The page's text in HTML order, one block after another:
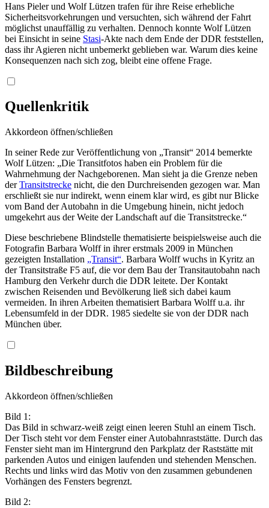
Hans Pieler und Wolf Lützen trafen für ihre Reise erhebliche
Sicherheitsvorkehrungen und versuchten, sich während der Fahrt
möglichst unauffällig zu verhalten. Dennoch konnte Wolf Lützen
bei Einsicht in seine Stasi-Akte nach dem Ende der DDR feststellen,
dass ihr Agieren nicht unbemerkt geblieben war. Warum dies keine
Konsequenzen nach sich zog, bleibt eine offene Frage.
Quellenkritik
Akkordeon öffnen/schließen
In seiner Rede zur Veröffentlichung von „Transit“ 2014 bemerkte
Wolf Lützen: „Die Transitfotos haben ein Problem für die
Wahrnehmung der Nachgeborenen. Man sieht ja die Grenze neben
derTransitstrecke nicht, die den Durchreisenden gezogen war. Man
erschließt sie nur indirekt, wenn einem klar wird, es gibt nur Blicke
vom Band der Autobahn in die Umgebung hinein, nicht jedoch
umgekehrt aus der Weite der Landschaft auf die Transitstrecke.“
Diese beschriebene Blindstelle thematisierte beispielsweise auch die
Fotografin Barbara Wolff in ihrer erstmals 2009 in München
gezeigten Installation „Transit“. Barbara Wolff wuchs in Kyritz an
der Transitstraße F5 auf, die vor dem Bau der Transitautobahn nach
Hamburg den Verkehr durch die DDR leitete. Der Kontakt
zwischen Reisenden und Bevölkerung ließ sich dabei kaum
vermeiden. In ihren Arbeiten thematisiert Barbara Wolff u.a. ihr
Lebensumfeld in der DDR. 1985 siedelte sie von der DDR nach
München über.
Bildbeschreibung
Akkordeon öffnen/schließen
Bild 1:
Das Bild in schwarz-weiß zeigt einen leeren Stuhl an einem Tisch.
Der Tisch steht vor dem Fenster einer Autobahnraststätte. Durch das
Fenster sieht man im Hintergrund den Parkplatz der Raststätte mit
parkenden Autos und einigen laufenden und stehenden Menschen.
Rechts und links wird das Motiv von den zusammen gebundenen
Vorhängen des Fensters begrenzt.
Bild 2: